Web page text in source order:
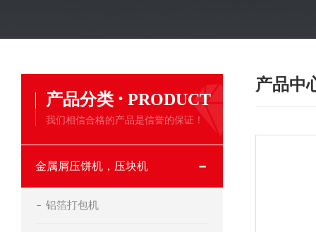
产品分类 · PRODUCT
我们相信合格的产品是信誉的保证！
金属屑压饼机，压块机
铝箔打包机
产品中